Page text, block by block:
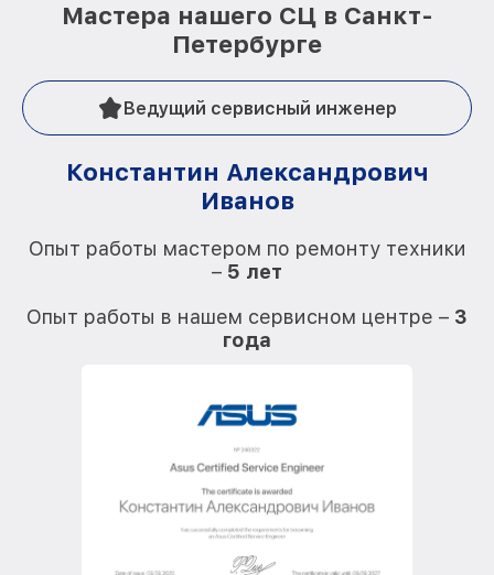
Мастера нашего СЦ в Санкт-
Петербурге
Ведущий сервисный инженер
Константин Александрович
Иванов
Опыт работы мастером по ремонту техники
– 5 лет
Опыт работы в нашем сервисном центре – 3
года